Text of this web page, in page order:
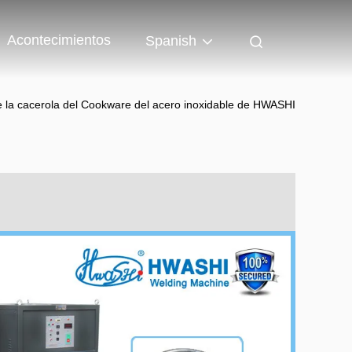
Acontecimientos Spanish
cacerola del Cookware del acero inoxidable de HWASHI